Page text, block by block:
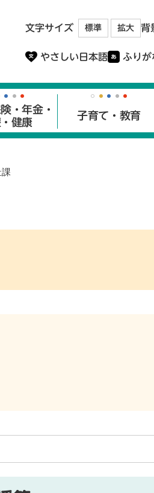
文字サイズ 標準 拡大 背
やさしい日本語 ふりが
・年金・
健康
子育て・教育